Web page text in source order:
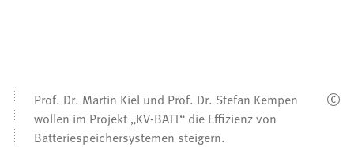
Prof. Dr. Martin Kiel und Prof. Dr. Stefan Kempen
wollen im Projekt „KV-BATT“ die Effizienz von
Batteriespeichersystemen steigern.